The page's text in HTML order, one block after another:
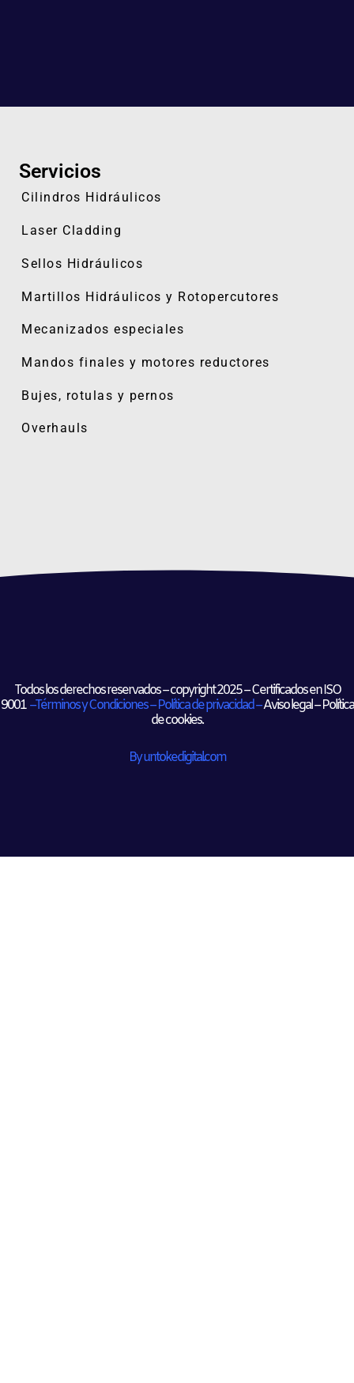
Servicios
Cilindros Hidráulicos
Laser Cladding
Sellos Hidráulicos
Martillos Hidráulicos y Rotopercutores
Mecanizados especiales
Mandos finales y motores reductores
Bujes, rotulas y pernos
Overhauls
Todos los derechos reservados –copyright​2025 – Certificados en ISO
9001–Términos y Condiciones–Política de privacidad –Aviso legal – Política
de cookies.
By untokedigital.com